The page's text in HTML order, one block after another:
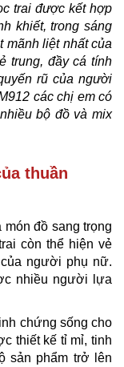
trai được kết hợp
khiết, trong sáng
mãnh liệt nhất của
trung, đầy cá tính
rũ của người
các chị em có
bộ đồ và mix
thuần
đồ sang trọng
còn thể hiện vẻ
người phụ nữ.
nhiều người lựa
chứng sống cho
thiết kế tỉ mỉ, tinh
sản phẩm trở lên